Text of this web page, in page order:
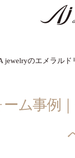
jewelryのエメラル
ム事例